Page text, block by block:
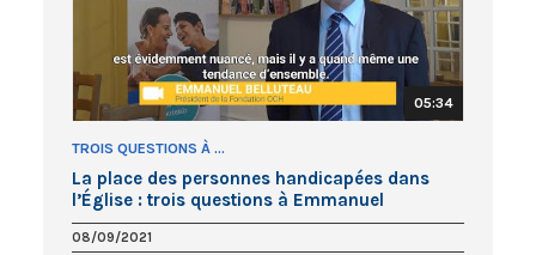
05:34
TROIS QUESTIONS À ...
La place des personnes handicapées dans
l’Église : trois questions à Emmanuel
Belluteau
08/09/2021